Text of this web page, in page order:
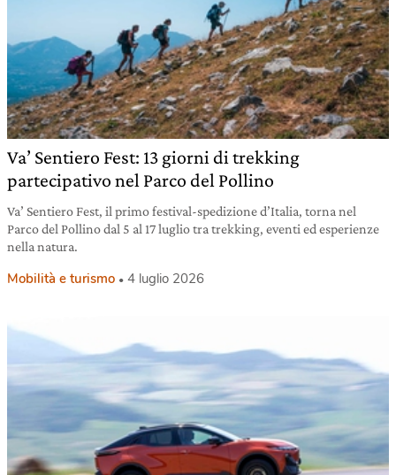
Va’ Sentiero Fest: 13 giorni di trekking
partecipativo nel Parco del Pollino
Va’ Sentiero Fest, il primo festival-spedizione d’Italia, torna nel
Parco del Pollino dal 5 al 17 luglio tra trekking, eventi ed esperienze
nella natura.
Mobilità e turismo 4 luglio 2026